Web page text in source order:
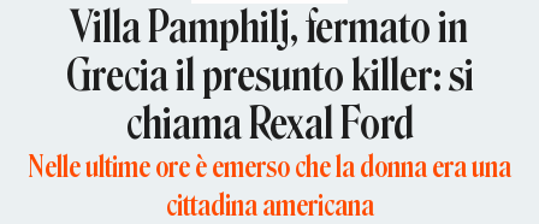
Villa Pamphilj, fermato in
Grecia il presunto killer: si
chiama Rexal Ford
Nelle ultime ore è emerso che la donna era una
cittadina americana